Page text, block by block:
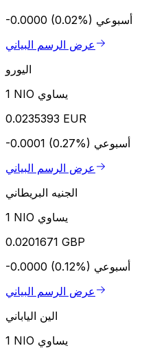
-0.0000 (0.02%) أسبوعي
عرض الرسم البياني
اليورو
1 NIO يساوي
0.0235393 EUR
-0.0001 (0.27%) أسبوعي
عرض الرسم البياني
الجنيه البريطاني
1 NIO يساوي
0.0201671 GBP
-0.0000 (0.12%) أسبوعي
عرض الرسم البياني
الين الياباني
1 NIO يساوي